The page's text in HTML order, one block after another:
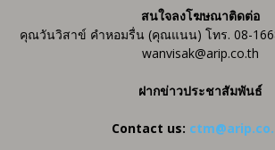
สนใจลงโฆษณาติดต่อ
คุณวันวิสาข์ คำหอมรื่น (คุณแนน) โทร. 08-
wanvisak@arip.co.th
ฝากข่าวประชาสัมพันธ์
Contact us: